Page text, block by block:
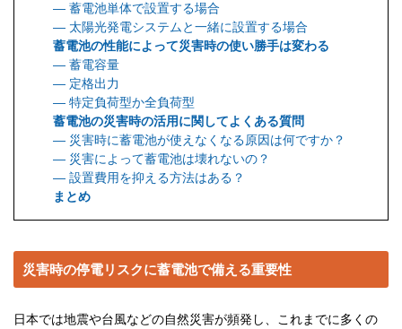
― 蓄電池単体で設置する場合
― 太陽光発電システムと一緒に設置する場合
蓄電池の性能によって災害時の使い勝手は変わる
― 蓄電容量
― 定格出力
― 特定負荷型か全負荷型
蓄電池の災害時の活用に関してよくある質問
― 災害時に蓄電池が使えなくなる原因は何ですか？
― 災害によって蓄電池は壊れないの？
― 設置費用を抑える方法はある？
まとめ
災害時の停電リスクに蓄電池で備える重要性
日本では地震や台風などの自然災害が頻発し、これまでに多くの